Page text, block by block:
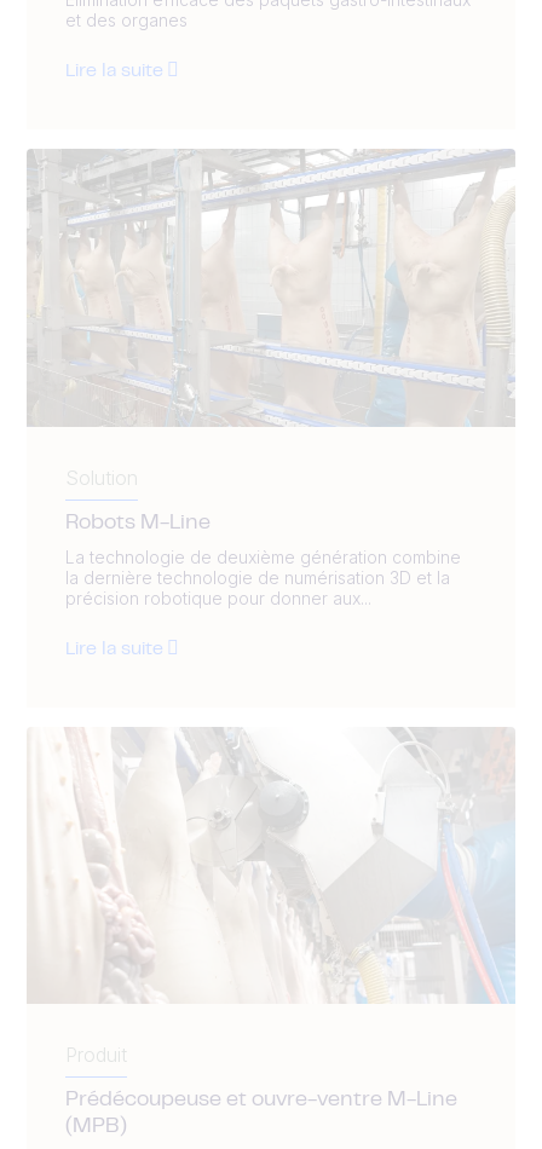
et des organes
Lire la suite
Solution
Robots M-Line
La technologie de deuxième génération combine
la dernière technologie de numérisation 3D et la
précision robotique pour donner aux...
Lire la suite
Produit
Prédécoupeuse et ouvre-ventre M-Line
(MPB)